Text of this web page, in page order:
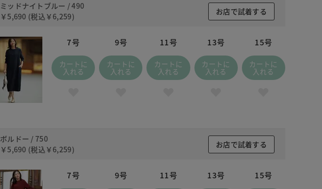
490 ミッドナイトブルー
ミッドナイトブルー / 490
￥5,690 (税込 ￥6,259)
お店で試着する
7号
カートに
入れる
9号
カートに
入れる
11号
カートに
入れる
13号
カートに
入れる
15号
カートに
入れる
ボルドー / 750
￥5,690 (税込 ￥6,259)
お店で試着する
7号 9号 11号 13号 15号